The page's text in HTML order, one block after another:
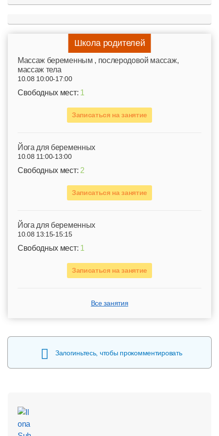
Школа родителей
Mассаж беременным , послеродовой массаж,
массаж тела
10.08 10:00-17:00
Свободных мест: 1
Записаться на занятие
Йога для беременных
10.08 11:00-13:00
Свободных мест: 2
Записаться на занятие
Йога для беременных
10.08 13:15-15:15
Свободных мест: 1
Записаться на занятие
Все занятия
Залогиньтесь, чтобы прокомментировать